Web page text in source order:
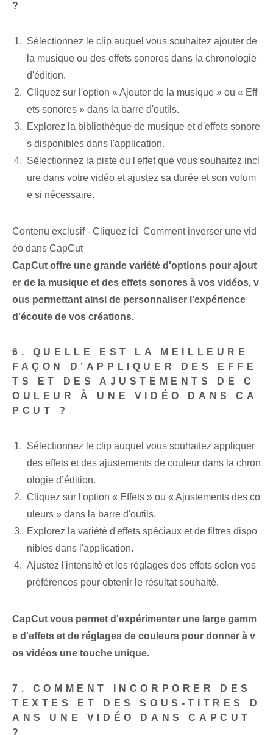
?
Sélectionnez le clip auquel vous souhaitez ajouter de
la musique ou des effets sonores dans la chronologie
d'édition.
Cliquez sur l'option « Ajouter de la musique »⁣ ou « Eff
ets sonores » dans la barre d'outils.
Explorez la bibliothèque de musique⁢ et d'effets sonore
s disponibles dans l'application.
Sélectionnez la piste ou l'effet que vous souhaitez incl
ure dans votre vidéo et ajustez sa durée et son volum
e si nécessaire.
Contenu exclusif - Cliquez ici Comment inverser une vid
éo dans CapCut
CapCut offre une grande variété d'options pour ajout
er de la musique et des effets sonores à vos vidéos, v
ous permettant ainsi de personnaliser l'expérience
d'écoute de vos créations.
‌6. QUELLE EST LA MEILLEURE
FAÇON D’APPLIQUER DES EFFE
TS ET DES AJUSTEMENTS DE C
OULEUR À UNE VIDÉO DANS CA
PCUT ?
Sélectionnez le clip auquel vous souhaitez appliquer
des effets et des ajustements de couleur dans la chron
ologie d’édition.
Cliquez sur l'option « Effets » ou « Ajustements des co
uleurs » dans la barre d'outils.
Explorez la ‌variété d'effets spéciaux et de filtres⁣ dispo
nibles⁤ dans l'⁤application.
Ajustez l'intensité et les réglages des effets selon vos
préférences pour obtenir le résultat souhaité.
CapCut vous permet d'expérimenter une large gamm
e d'effets et de réglages de couleurs pour donner à v
os vidéos une touche unique.
7. COMMENT INCORPORER DES
TEXTES ET DES SOUS-TITRES D
ANS UNE VIDÉO DANS CAPCUT
?